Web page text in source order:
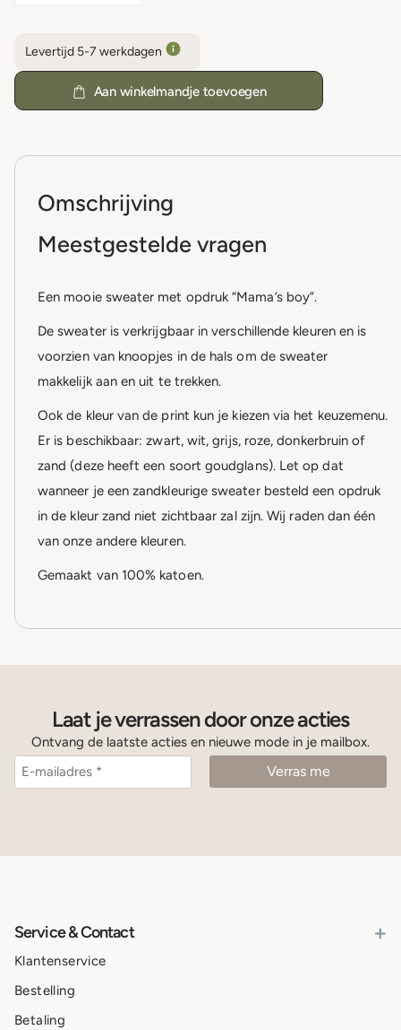
Levertijd 5-7 werkdagen
Aan winkelmandje toevoegen
Omschrijving
Meestgestelde vragen
Een mooie sweater met opdruk “Mama’s boy”.
De sweater is verkrijgbaar in verschillende kleuren en is
voorzien van knoopjes in de hals om de sweater
makkelijk aan en uit te trekken.
Ook de kleur van de print kun je kiezen via het keuzemenu.
Er is beschikbaar: zwart, wit, grijs, roze, donkerbruin of
zand (deze heeft een soort goudglans). Let op dat
wanneer je een zandkleurige sweater besteld een opdruk
in de kleur zand niet zichtbaar zal zijn. Wij raden dan één
van onze andere kleuren.
Gemaakt van 100% katoen.
Laat je verrassen door onze acties
Ontvang de laatste acties en nieuwe mode in je mailbox.
Service & Contact +
Klantenservice
Bestelling
Betaling